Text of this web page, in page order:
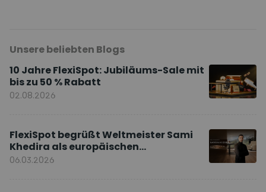
Unsere beliebten Blogs
10 Jahre FlexiSpot: Jubiläums-Sale mit
bis zu 50 % Rabatt
02.08.2026
FlexiSpot begrüßt Weltmeister Sami
Khedira als europäischen
Markenbotschafter
06.03.2026